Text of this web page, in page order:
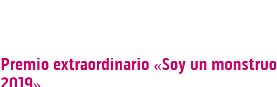
Premio extraordinario «Soy un monstruo